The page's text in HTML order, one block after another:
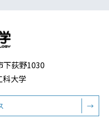
荻野1030
大学
→